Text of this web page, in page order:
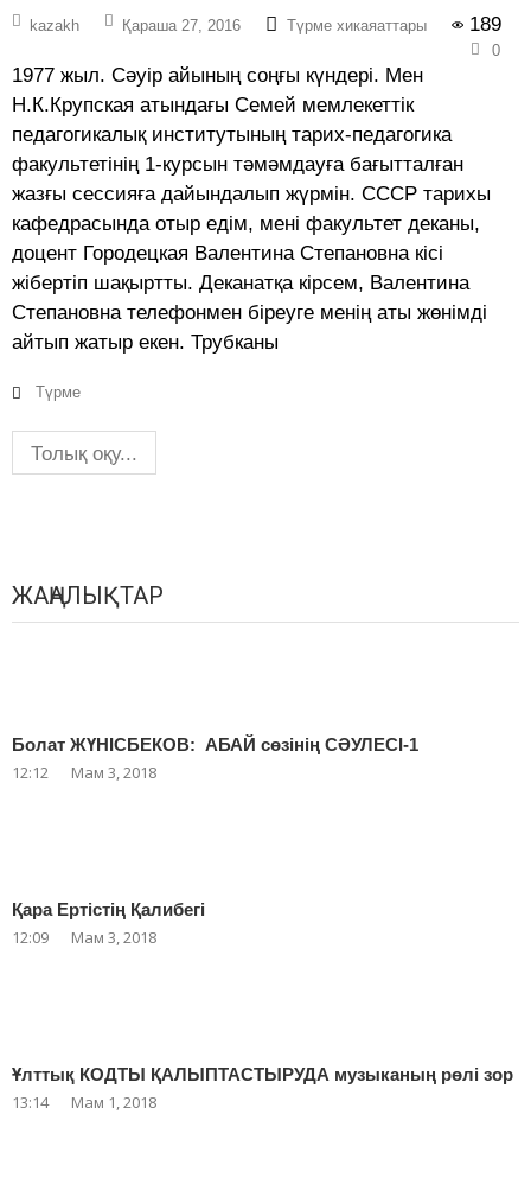
kazakh Қараша 27, 2016 Түрме хикаяаттары 189
0
1977 жыл. Сәуір айының соңғы күндері. Мен
Н.К.Крупская атындағы Семей мемлекеттік
педагогикалық институтының тарих-педагогика
факультетінің 1-курсын тәмәмдауға бағытталған
жазғы сессияға дайындалып жүрмін. СССР тарихы
кафедрасында отыр едім, мені факультет деканы,
доцент Городецкая Валентина Степановна кісі
жібертіп шақыртты. Деканатқа кірсем, Валентина
Степановна телефонмен біреуге менің аты жөнімді
айтып жатыр екен. Трубканы
Түрме
Толық оқу...
ЖАҢАЛЫҚТАР
Болат ЖҮНІСБЕКОВ: АБАЙ сөзінің СӘУЛЕСІ-1
12:12 Мам 3, 2018
Қара Ертістің Қалибегі
12:09 Мам 3, 2018
Ұлттық КОДТЫ ҚАЛЫПТАСТЫРУДА музыканың рөлі зор
13:14 Мам 1, 2018